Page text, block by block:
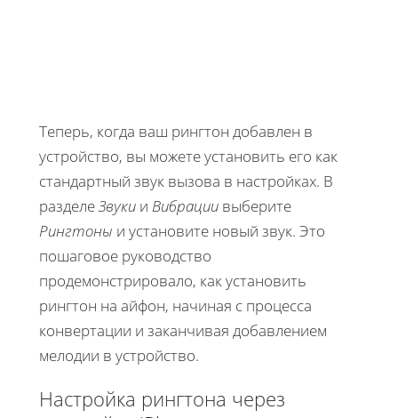
Теперь, когда ваш рингтон добавлен в
устройство, вы можете установить его как
стандартный звук вызова в настройках. В
разделеЗвуки и Вибрации выберите
Рингтоны и установите новый звук. Это
пошаговое руководство
продемонстрировало, как установить
рингтон на айфон, начиная с процесса
конвертации и заканчивая добавлением
мелодии в устройство.
Настройка рингтона через